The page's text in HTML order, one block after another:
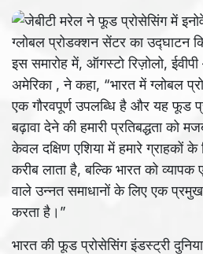
इस समारोह में, ऑगस्टो रिज़ोलो,
अमेरिका , ने कहा, “भारत में ग्लोबल
एक गौरवपूर्ण उपलब्धि है और यह फूड
बढ़ावा देने की हमारी प्रतिबद्धता
केवल दक्षिण एशिया में हमारे ग्राहकों के
करीब लाता है, बल्कि भारत को व्यापक
वाले उन्नत समाधानों के लिए एक
करता है।”
भारत की फूड प्रोसेसिंग इंडस्‍ट्री